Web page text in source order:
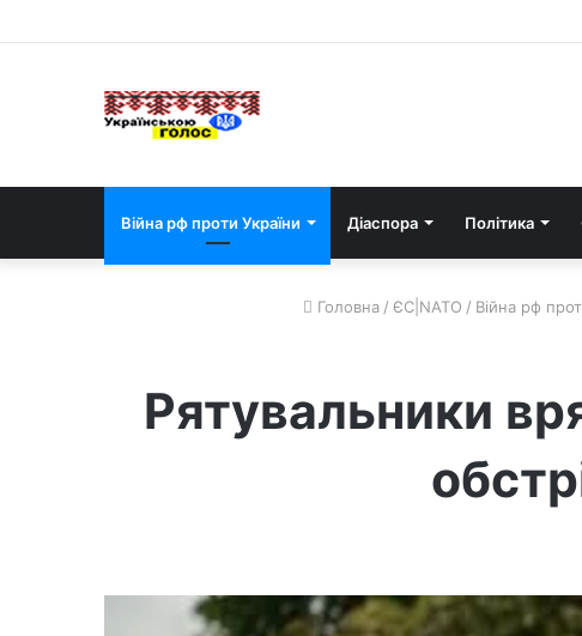
Війна рф проти України Діаспора Політика
Головна / ЄС|NATO / Війна рф
Рятувальники